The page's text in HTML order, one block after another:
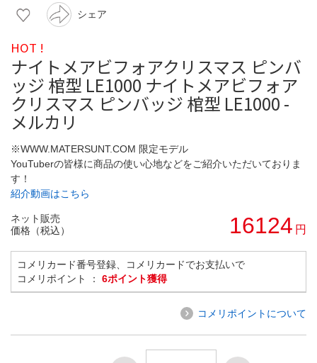
シェア
HOT !
ナイトメアビフォアクリスマス ピンバ
ッジ 棺型 LE1000 ナイトメアビフォア
クリスマス ピンバッジ 棺型 LE1000 -
メルカリ
※WWW.MATERSUNT.COM 限定モデル
YouTuberの皆様に商品の使い心地などをご紹介いただいておりま
す！
紹介動画はこちら
ネット販売
価格（税込）
16124 円
コメリカード番号登録、コメリカードでお支払いで
コメリポイント ： 6ポイント獲得
コメリポイントについて